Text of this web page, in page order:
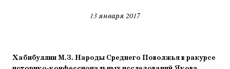
13 января 2017
Хабибуллин М.З. Народы Среднего Поволжья в ракурсе